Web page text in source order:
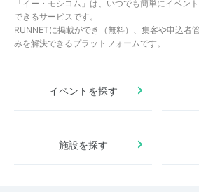
「イー・モシコム」は、いつでも簡単にイベン
できるサービスです。
RUNNETに掲載ができ（無料）、集客や申込者
みを解決できるプラットフォームです。
イベントを探す
施設を探す